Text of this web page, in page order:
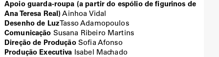
Apoio guarda-roupa (a partir do espólio de figurinos de
Ana Teresa Real) Ainhoa Vidal
Desenho de LuzTasso Adamopoulos
Comunicação Susana Ribeiro Martins
Direção de ProduçãoSofia Afonso
Produção Executiva Isabel Machado